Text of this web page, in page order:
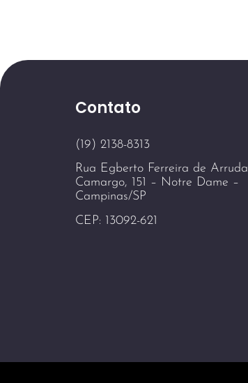
Contato
(19) 2138-8313
Rua Egberto Ferreira de Arruda
Camargo, 151 – Notre Dame –
Campinas/SP
CEP: 13092-621